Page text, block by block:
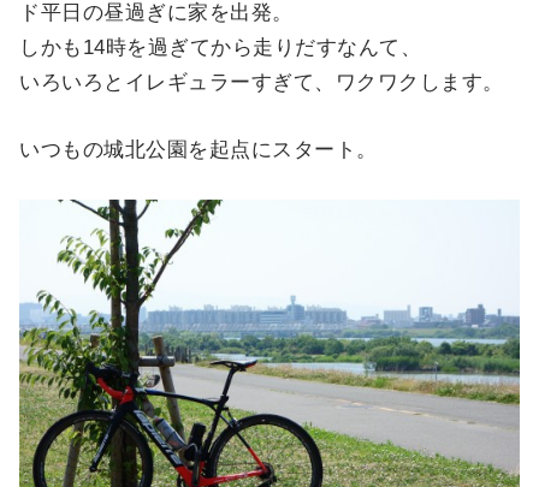
ド平日の昼過ぎに家を出発。
しかも14時を過ぎてから走りだすなんて、
いろいろとイレギュラーすぎて、ワクワクします。
いつもの城北公園を起点にスタート。